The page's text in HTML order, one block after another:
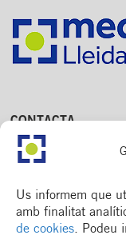
Us informem que
amb finalitat
de cookies. Podeu
CONTACTA
Av. Dr. Fleming, 15,
2n. 1a
T. 973 245 133
M. 672 018 236